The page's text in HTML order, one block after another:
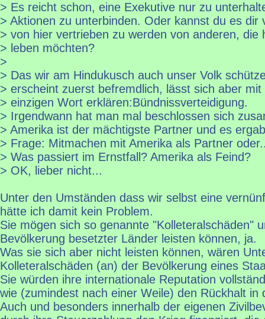
> Es reicht schon, eine Exekutive nur zu
> Aktionen zu unterbinden. Oder kannst du es dir
> von hier vertrieben zu werden von anderen, die
> leben möchten?
>
> Das wir am Hindukusch auch unser Volk
> erscheint zuerst befremdlich, lässt sich aber mit
> einzigen Wort erklären:Bündnissverteidigung.
> Irgendwann hat man mal beschlossen sich
> Amerika ist der mächtigste Partner und es
> Frage: Mitmachen mit Amerika als Partner
> Was passiert im Ernstfall? Amerika als Feind?
> OK, lieber nicht...
Unter den Umständen dass wir selbst eine
hätte ich damit kein Problem.
Sie mögen sich so genannte "Kolleteralschäden"
Bevölkerung besetzter Länder leisten können, ja.
Was sie sich aber nicht leisten können, wären
Kolleteralschäden (an) der Bevölkerung eines
Sie würden ihre internationale Reputation
wie (zumindest nach einer Weile) den Rückhalt in
Auch und besonders innerhalb der eigenen